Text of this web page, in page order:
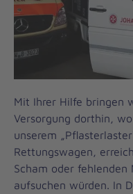
Mit Ihrer Hilfe bringen
Versorgung dorthin,
unserem
Rettungswagen,
Scham oder fehlenden
aufsuchen würden. In